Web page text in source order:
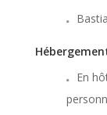
Bastia
En